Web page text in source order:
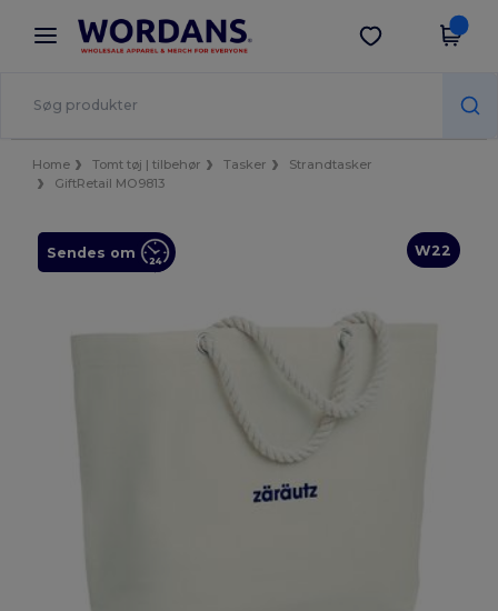
× Wordans-app
Bedre priser i appen!
Hent app
Home Tomt tøj | tilbehør Tasker
Strandtasker
GiftRetail MO9813
W22
Sendes om